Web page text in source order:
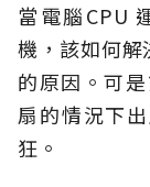
當電腦CPU
機，該如何解
的原因。可
扇的情況下
狂。